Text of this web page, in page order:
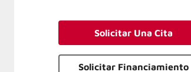
Solicitar Una Cita
Solicitar Financiamiento